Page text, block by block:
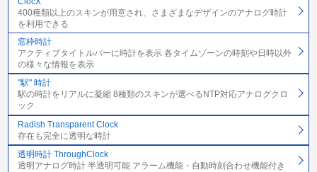
400種類以上のスキンが用意され、さまざまなデザインのアナログ時計
を利用できる
窓枠時計
アクティブタイトルバーに時計を表示 各タイムゾーンの時刻や日時以外
の様々な情報を表示
"駅" 時計
駅の時計をリアルに凝縮 8種類のスキンが選べるNTP対応アナログクロ
ック
Radish Transparent Clock
存在も完全に透明な時計
透明時計 ThroughClock
透明アナログ時計 半透明可能 アラーム機能・自動時刻合わせ機能付き